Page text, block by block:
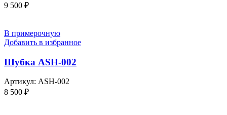
9 500 ₽
В примерочную
Добавить в избранное
Шубка ASH-002
Артикул: ASH-002
8 500 ₽